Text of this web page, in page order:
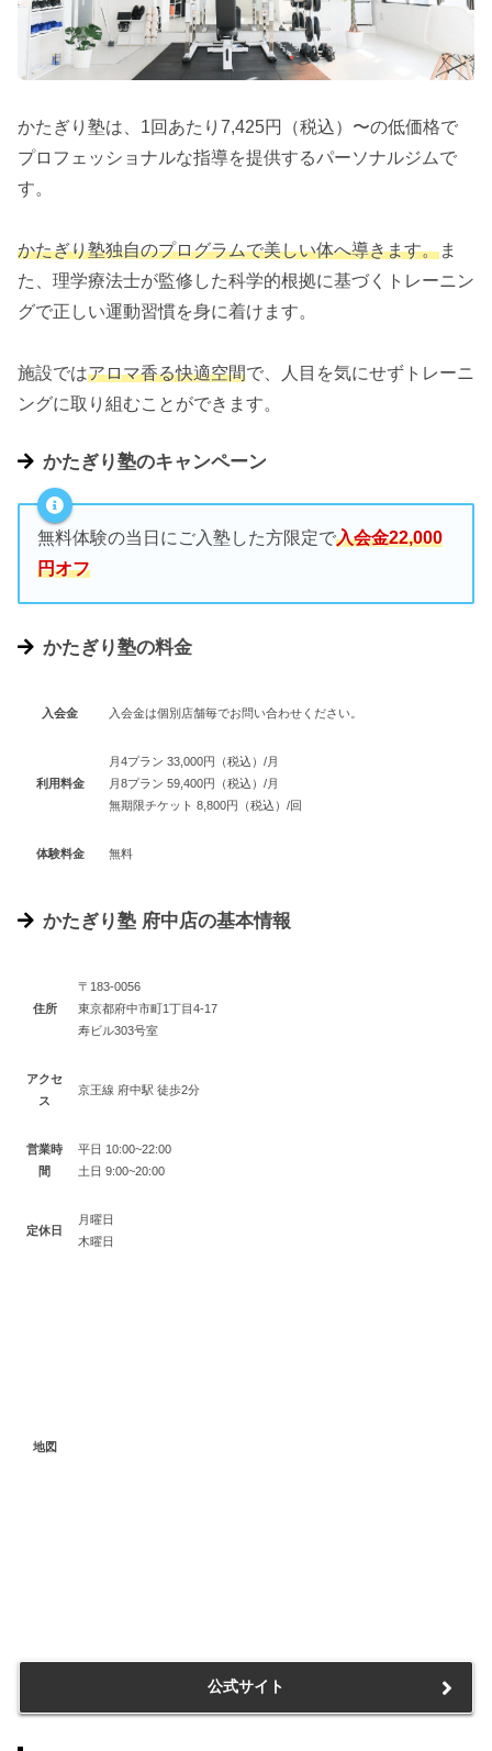
かたぎり塾は、1回あたり7,425円（税込）〜の低価格で
プロフェッショナルな指導を提供するパーソナルジムで
す。
かたぎり塾独自のプログラムで美しい体へ導きます。ま
た、理学療法士が監修した科学的根拠に基づくトレーニン
グで正しい運動習慣を身に着けます。
施設ではアロマ香る快適空間で、人目を気にせずトレーニ
ングに取り組むことができます。
かたぎり塾のキャンペーン
無料体験の当日にご入塾した方限定で入会金22,000
円オフ
かたぎり塾の料金
入会金 入会金は個別店舗毎でお問い合わせください。
利用料金
月4プラン 33,000円（税込）/月
月8プラン 59,400円（税込）/月
無期限チケット 8,800円（税込）/回
体験料金 無料
かたぎり塾 府中店の基本情報
住所
〒183-0056
東京都府中市町1丁目4-17
寿ビル303号室
アクセ
ス
京王線 府中駅 徒歩2分
営業時
間
平日 10:00~22:00
土日 9:00~20:00
定休日
月曜日
木曜日
地図
公式サイト